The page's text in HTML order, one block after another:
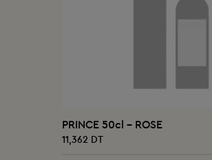
AJOUTER AU
PRINCE 50cl - ROSE
11,362 DT